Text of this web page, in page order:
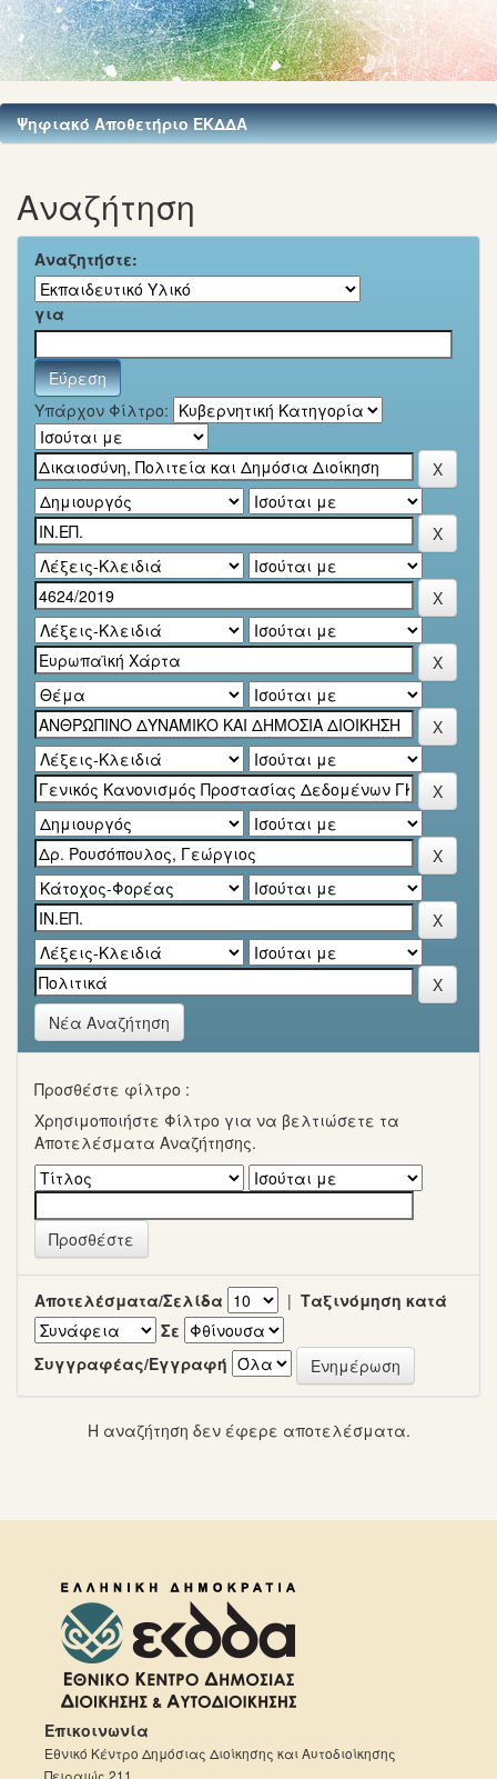
Ψηφιακό Αποθετήριο ΕΚΔΔΑ
Αναζήτηση
Αναζητήστε:
για
Υπάρχον Φίλτρο:
Νέα Αναζήτηση
Προσθέστε φίλτρο :
Χρησιμοποιήστε Φίλτρο για να βελτιώσετε τα
Αποτελέσματα Αναζήτησης.
Αποτελέσματα/Σελίδα | Ταξινόμηση κατά
Σε
Συγγραφέας/Εγγραφή
Η αναζήτηση δεν έφερε αποτελέσματα.
Επικοινωνία
Εθνικό Κέντρο Δημόσιας Διοίκησης και Αυτοδιοίκησης
Πειραιώς 211,